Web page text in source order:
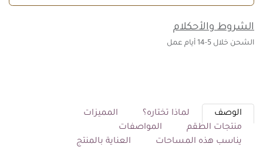
الشروط والأحكلام
الشحن خلال 5-14 أيام عمل
الوصف لماذا تختاره؟
المميزات
منتجات الطقم
المواصفات
يناسب هذه المساحات
العناية بالمنتج